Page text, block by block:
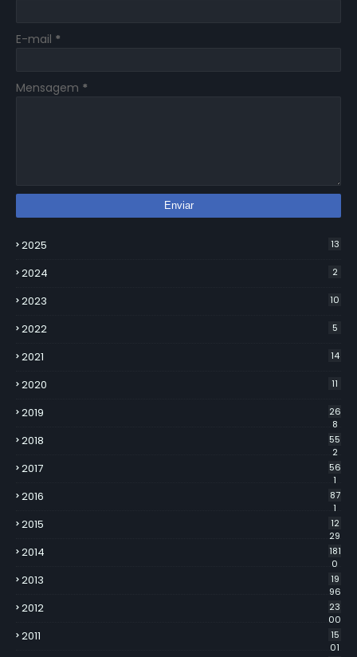
E-mail *
Mensagem *
2025 13
2024 2
2023 10
2022 5
2021 14
2020 11
2019
26
8
2018
55
2
2017
56
1
2016
87
1
2015
12
29
2014
181
0
2013
19
96
2012
23
00
2011
15
01